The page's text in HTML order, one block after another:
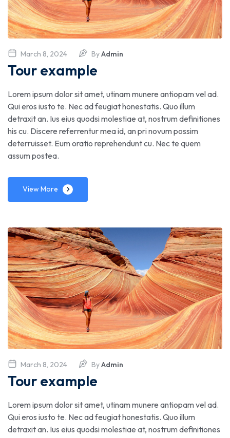
March 8, 2024 ByAdmin
Tour example
Lorem ipsum dolor sit amet, utinam munere antiopam vel ad.
Qui eros iusto te. Nec ad feugiat honestatis. Quo illum
detraxit an. Ius eius quodsi molestiae at, nostrum definitiones
his cu. Discere referrentur mea id, an pri novum possim
deterruisset. Eum oratio reprehendunt cu. Nec te quem
assum postea.
View More
March 8, 2024 ByAdmin
Tour example
Lorem ipsum dolor sit amet, utinam munere antiopam vel ad.
Qui eros iusto te. Nec ad feugiat honestatis. Quo illum
detraxit an. Ius eius quodsi molestiae at, nostrum definitiones